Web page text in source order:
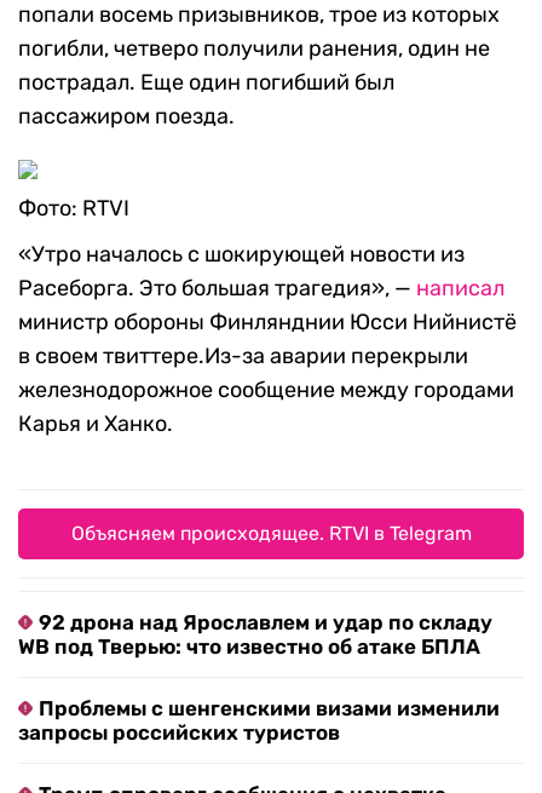
попали восемь призывников, трое из которых
погибли, четверо получили ранения, один не
пострадал. Еще один погибший был
пассажиром поезда.
Фото: RTVI
«Утро началось с шокирующей новости из
Расеборга. Это большая трагедия», — написал
министр обороны Финлянднии Юсси Нийнистё
в своем твиттере.Из-за аварии перекрыли
железнодорожное сообщение между городами
Карья и Ханко.
Объясняем происходящее. RTVI в Telegram
92 дрона над Ярославлем и удар по складу
WB под Тверью: что известно об атаке БПЛА
Проблемы с шенгенскими визами изменили
запросы российских туристов